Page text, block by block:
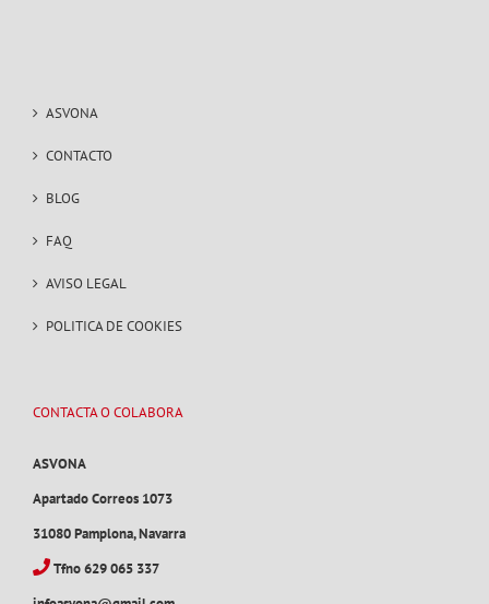
ASVONA
CONTACTO
BLOG
FAQ
AVISO LEGAL
POLITICA DE COOKIES
CONTACTA O COLABORA
ASVONA
Apartado Correos 1073
31080 Pamplona, Navarra
Tfno 629 065 337